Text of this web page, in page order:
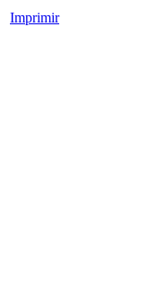
Imprimir